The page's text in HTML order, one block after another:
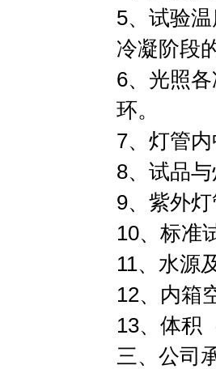
5、试验
冷凝阶段
6、光照
环。
7、灯管
8、试品
9、紫外
10、标准
11、水源
12、内箱
13、体积
三、公司